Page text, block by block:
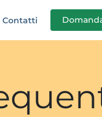
Contatti